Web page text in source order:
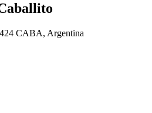
CABA, Argentina